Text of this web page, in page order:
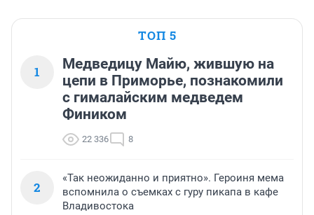
ТОП 5
1
Медведицу Майю, жившую на
цепи в Приморье, познакомили
с гималайским медведем
Фиником
22 336 8
2
«Так неожиданно и приятно». Героиня мема
вспомнила о съемках с гуру пикапа в кафе
Владивостока